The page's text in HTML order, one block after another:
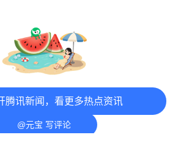
腾讯新闻，看更多热点资讯
@元宝 写评论